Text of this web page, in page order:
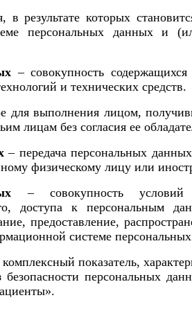
в результате которых
персональных данных и
– совокупность
и технических средств.
для выполнения лицом,
лицам без согласия ее
– передача персональных
физическому лицу или
– совокупность
доступа к персональным
предоставление,
системе
показатель,
безопасности персональных
.